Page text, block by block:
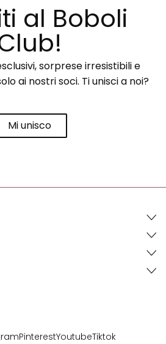
al Boboli
sorprese irresistibili e
ai nostri soci. Ti unisci a noi?
Mi unisco
PinterestYoutubeTiktok